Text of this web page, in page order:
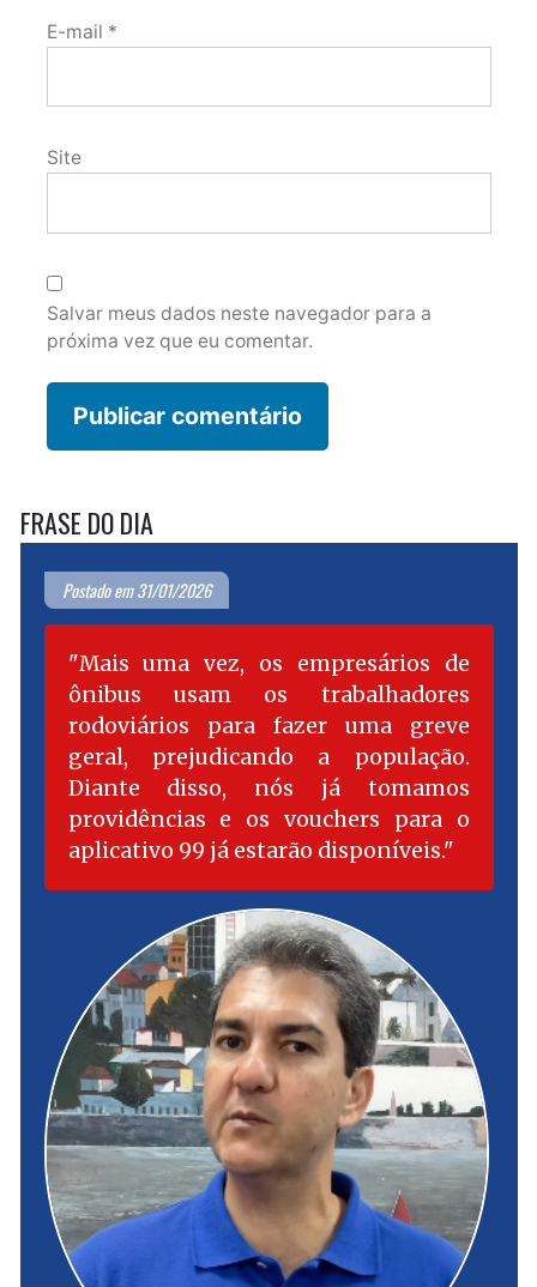
E-mail *
Site
Salvar meus dados neste navegador para a
próxima vez que eu comentar.
FRASE DO DIA
Postado em 31/01/2026
Mais uma vez, os empresários de
ônibus usam os trabalhadores
rodoviários para fazer uma greve
geral, prejudicando a população.
Diante disso, nós já tomamos
providências e os vouchers para o
aplicativo 99 já estarão disponíveis.